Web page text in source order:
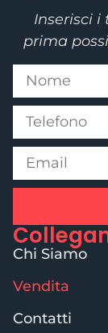
Inserisci
prima
Chi Siamo
Vendita
Contatti